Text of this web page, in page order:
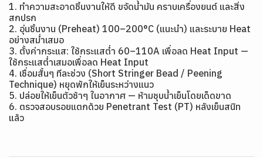
1. ทำความสะอาดชิ้นงานให้ดี ขจัดน้ำมัน คราบเครื่องยนต์ และสิ่ง
สกปรก
2. อุ่นชิ้นงาน (Preheat) 100–200°C (แนะนำ) และระบาย Heat
อย่างสม่ำเสมอ
3. ตั้งค่ากระแส: ใช้กระแสต่ำ 60–110A เพื่อลด Heat Input —
ใช้กระแสต่ำเสมอเพื่อลด Heat Input
4. เชื่อมสั้นๆ ทีละช่วง (Short Stringer Bead / Peening
Technique) หยุดพักให้เย็นระหว่างแนว
5. ปล่อยให้เย็นตัวช้าๆ ในอากาศ — ห้ามชุบน้ำเย็นโดยเด็ดขาด
6. ตรวจสอบรอยแตกด้วย Penetrant Test (PT) หลังเย็นสนิท
แล้ว